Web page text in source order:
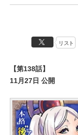
リスト
【第138話】
11月27日 公開